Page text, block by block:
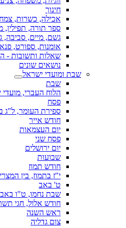
חינוך
אכילה, כשרות,
ספר תורה, תפילין,
גשם, מיים, סביבה,
אומנות, ספורט,
שאלות ותשובות -
נושאים שונים
שבת ומועדי ישראל
שבת
הלוח העברי,
פסח
ספירת העומר, ל"ג
חודש אייר
יום העצמאות
פסח שני
יום ירושלים
שבועות
חודש תמוז
י"ז בתמוז, בין
ט' באב
שבת נחמו, ט"ו באב
חודש אלול, חגי
ראש השנה
צום גדליה